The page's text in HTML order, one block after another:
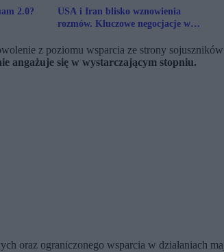
2.0?
USA i Iran blisko wznowienia
rozmów. Kluczowe negocjacje w
z poziomu wsparcia ze strony
angażuje się w wystarczającym stopniu.
oraz ograniczonego wsparcia w działaniach